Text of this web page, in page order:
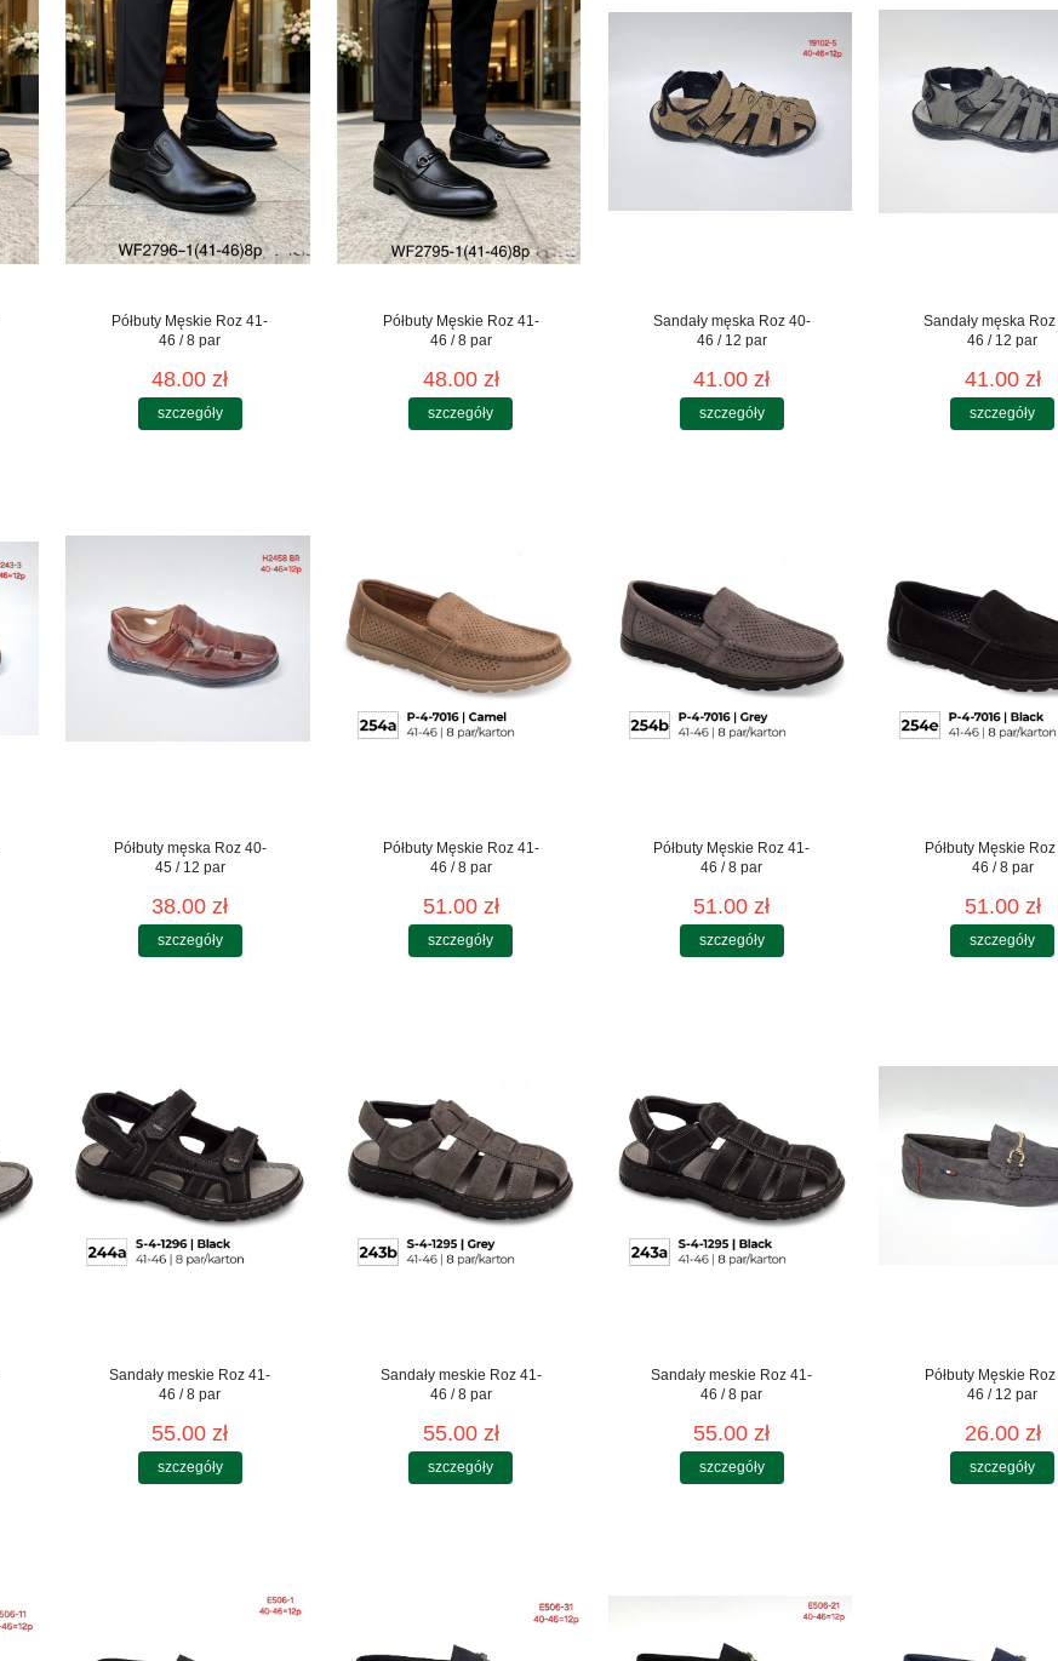
Półbuty Męskie Roz 41-
46 / 8 par
48.00 zł
szczegóły
Półbuty Męskie Roz 41-
46 / 8 par
48.00 zł
szczegóły
Sandały męska Roz 40-
46 / 12 par
41.00 zł
szczegóły
Sandały męska
46 / 12 par
41.00 zł
szczegóły
Półbuty męska Roz 40-
45 / 12 par
38.00 zł
szczegóły
Półbuty Męskie Roz 41-
46 / 8 par
51.00 zł
szczegóły
Półbuty Męskie Roz 41-
46 / 8 par
51.00 zł
szczegóły
Półbuty Męskie
46 / 8 par
51.00 zł
szczegóły
Sandały meskie Roz 41-
46 / 8 par
55.00 zł
szczegóły
Sandały meskie Roz 41-
46 / 8 par
55.00 zł
szczegóły
Sandały meskie Roz 41-
46 / 8 par
55.00 zł
szczegóły
Półbuty Męskie
46 / 12 par
26.00 zł
szczegóły